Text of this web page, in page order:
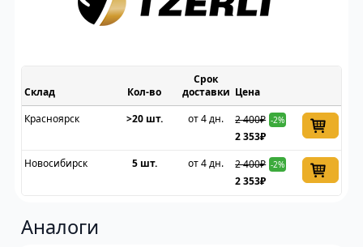
Склад
Срок
доставки Цена
Красноярск
>20 шт. от 4 дн. 2 400₽ -2%
2 353₽
Новосибирск
5 шт. от 4 дн. 2 400₽ -2%
2 353₽
Аналоги